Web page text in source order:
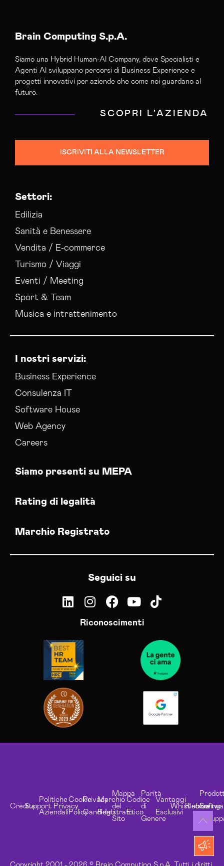
Brain Computing S.p.A.
Siamo una Hybrid Human-AI Company, dove Specialisti e
Agenti AI sviluppano percorsi di Business Experience e
progetti innovativi per aziende che come noi guardano al
futuro.
SCOPRI L'AZIENDA
ISCRIVITI ALLA NEWSLETTER
Settori:
Edilizia
Sanità e Benessere
Vendita / E-commerce
Turismo / Viaggi
Eventi / Meeting
Sport & Team
Musica e intrattenimento
I nostri servizi:
Business Experience
Consulenza IT
Software House
Web Agency
Careers
Siamo presenti su MEPA
Rating di legalità
Marchio Registrato
Seguici su
Riconoscimenti
CreditsSupport
Politiche
Aziendali
Privacy
Cookie
Policy
Privacy
Candidati
Marchio
Registrato
Mappa
del
Sito
Codice
Etico
Parità
di
Genere
Vantaggi
Esclusivi
Whistleblowing
Risorse